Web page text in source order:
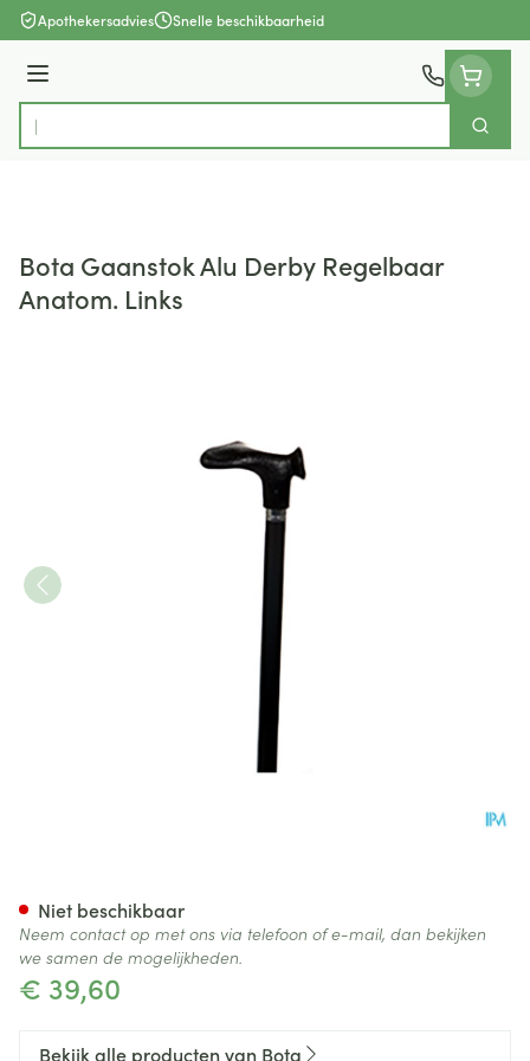
Ga naar de inhoud
Apothekersadvies Snelle beschikbaarheid
Menu
Product, merk, categorie...
Zoek
Bota Gaanstok Alu Derby Regelbaar
Anatom. Links
€ 39,60
Niet beschikbaar
Neem contact op met ons via telefoon of e-mail, dan bekijken
we samen de mogelijkheden.
Bekijk alle producten van Bota